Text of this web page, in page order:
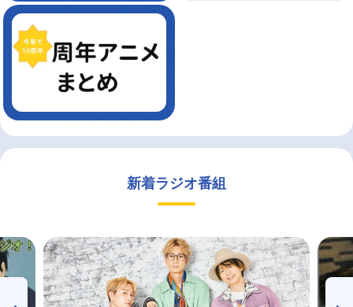
新着ラジオ番組